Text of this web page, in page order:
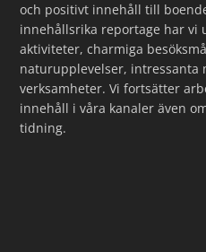
och positivt innehåll till
innehållsrika reportage har vi
aktiviteter, charmiga
naturupplevelser, intressanta
verksamheter. Vi fortsätter
innehåll i våra kanaler även
tidning.